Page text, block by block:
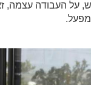
על העבודה עצמה,